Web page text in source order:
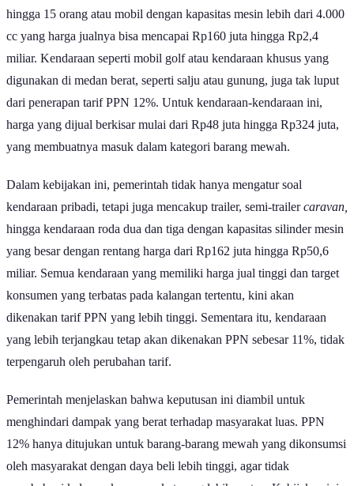
hingga 15 orang atau mobil dengan kapasitas mesin lebih dari 4.000
cc yang harga jualnya bisa mencapai Rp160 juta hingga Rp2,4
miliar. Kendaraan seperti mobil golf atau kendaraan khusus yang
digunakan di medan berat, seperti salju atau gunung, juga tak luput
dari penerapan tarif PPN 12%. Untuk kendaraan-kendaraan ini,
harga yang dijual berkisar mulai dari Rp48 juta hingga Rp324 juta,
yang membuatnya masuk dalam kategori barang mewah.
Dalam kebijakan ini, pemerintah tidak hanya mengatur soal
kendaraan pribadi, tetapi juga mencakup trailer, semi-trailercaravan,
hingga kendaraan roda dua dan tiga dengan kapasitas silinder mesin
yang besar dengan rentang harga dari Rp162 juta hingga Rp50,6
miliar. Semua kendaraan yang memiliki harga jual tinggi dan target
konsumen yang terbatas pada kalangan tertentu, kini akan
dikenakan tarif PPN yang lebih tinggi. Sementara itu, kendaraan
yang lebih terjangkau tetap akan dikenakan PPN sebesar 11%, tidak
terpengaruh oleh perubahan tarif.
Pemerintah menjelaskan bahwa keputusan ini diambil untuk
menghindari dampak yang berat terhadap masyarakat luas. PPN
12% hanya ditujukan untuk barang-barang mewah yang dikonsumsi
oleh masyarakat dengan daya beli lebih tinggi, agar tidak